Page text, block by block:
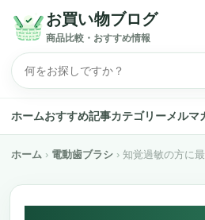
お買い物ブログ
商品比較・おすすめ情報
ホームおすすめ記事カテゴリーメルマ
ホーム 電動歯ブラシ 知覚過敏の方に最適